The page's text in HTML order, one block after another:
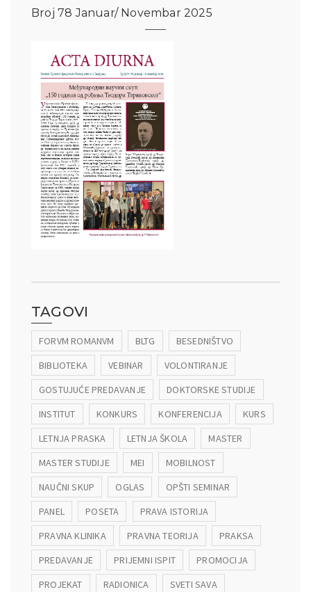
Broj 78 Januar/ Novembar 2025
TAGOVI
FORVM ROMANVM BLTG
BESEDNIŠTVO
BIBLIOTEKA
VEBINAR
VOLONTIRANJE
GOSTUJUĆE PREDAVANJE
DOKTORSKE STUDIJE
INSTITUT
KONKURS KONFERENCIJA
KURS
LETNJA PRASKA
LETNJA ŠKOLA
MASTER
MASTER STUDIJE
MEI
MOBILNOST
NAUČNI SKUP
OGLAS
OPŠTI SEMINAR
PANEL
POSETA
PRAVA ISTORIJA
PRAVNA KLINIKA
PRAVNA TEORIJA
PRAKSA
PREDAVANJE
PRIJEMNI ISPIT
PROMOCIJA
PROJEKAT
RADIONICA
SVETI SAVA